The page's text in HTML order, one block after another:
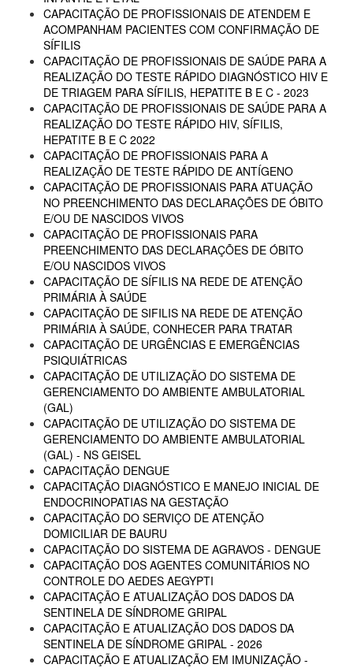
CAPACITAÇÃO DE PROFISSIONAIS DE ATENDEM E
ACOMPANHAM PACIENTES COM CONFIRMAÇÃO DE
SÍFILIS
CAPACITAÇÃO DE PROFISSIONAIS DE SAÚDE PARA A
REALIZAÇÃO DO TESTE RÁPIDO DIAGNÓSTICO HIV E
DE TRIAGEM PARA SÍFILIS, HEPATITE B E C - 2023
CAPACITAÇÃO DE PROFISSIONAIS DE SAÚDE PARA A
REALIZAÇÃO DO TESTE RÁPIDO HIV, SÍFILIS,
HEPATITE B E C 2022
CAPACITAÇÃO DE PROFISSIONAIS PARA A
REALIZAÇÃO DE TESTE RÁPIDO DE ANTÍGENO
CAPACITAÇÃO DE PROFISSIONAIS PARA ATUAÇÃO
NO PREENCHIMENTO DAS DECLARAÇÕES DE ÓBITO
E/OU DE NASCIDOS VIVOS
CAPACITAÇÃO DE PROFISSIONAIS PARA
PREENCHIMENTO DAS DECLARAÇÕES DE ÓBITO
E/OU NASCIDOS VIVOS
CAPACITAÇÃO DE SÍFILIS NA REDE DE ATENÇÃO
PRIMÁRIA À SAÚDE
CAPACITAÇÃO DE SIFILIS NA REDE DE ATENÇÃO
PRIMÁRIA À SAÚDE, CONHECER PARA TRATAR
CAPACITAÇÃO DE URGÊNCIAS E EMERGÊNCIAS
PSIQUIÁTRICAS
CAPACITAÇÃO DE UTILIZAÇÃO DO SISTEMA DE
GERENCIAMENTO DO AMBIENTE AMBULATORIAL
(GAL)
CAPACITAÇÃO DE UTILIZAÇÃO DO SISTEMA DE
GERENCIAMENTO DO AMBIENTE AMBULATORIAL
(GAL) - NS GEISEL
CAPACITAÇÃO DENGUE
CAPACITAÇÃO DIAGNÓSTICO E MANEJO INICIAL DE
ENDOCRINOPATIAS NA GESTAÇÃO
CAPACITAÇÃO DO SERVIÇO DE ATENÇÃO
DOMICILIAR DE BAURU
CAPACITAÇÃO DO SISTEMA DE AGRAVOS - DENGUE
CAPACITAÇÃO DOS AGENTES COMUNITÁRIOS NO
CONTROLE DO AEDES AEGYPTI
CAPACITAÇÃO E ATUALIZAÇÃO DOS DADOS DA
SENTINELA DE SÍNDROME GRIPAL
CAPACITAÇÃO E ATUALIZAÇÃO DOS DADOS DA
SENTINELA DE SÍNDROME GRIPAL - 2026
CAPACITAÇÃO E ATUALIZAÇÃO EM IMUNIZAÇÃO -